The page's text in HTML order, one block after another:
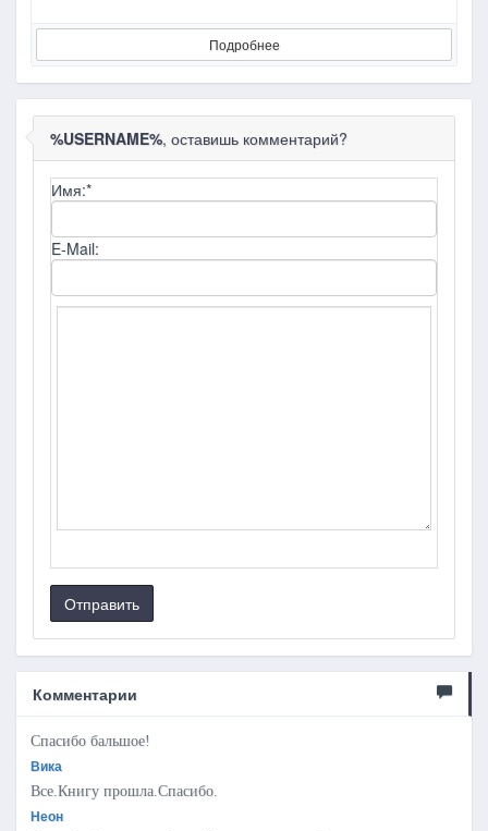
Подробнее
%USERNAME%, оставишь комментарий?
Имя:*
E-Mail:
Отправить
Комментарии
Спасибо бальшое!
Вика
Все.Книгу прошла.Спасибо.
Неон